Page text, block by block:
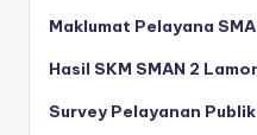
Maklumat Pelayana
Hasil SKM SMAN 2
Survey Pelayanan Publik